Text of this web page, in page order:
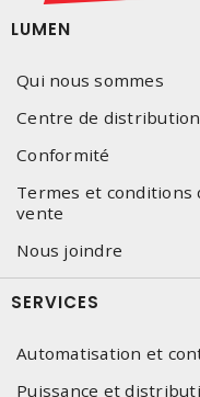
LUMEN
Qui nous sommes
Centre de distribution
Conformité
Termes et conditions
vente
Nous joindre
SERVICES
Automatisation et
Puissance et